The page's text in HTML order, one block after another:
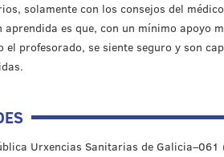
solamente con los consejos del
es que, con un mínimo apoyo
el profesorado, se siente seguro y son
Urxencias Sanitarias de